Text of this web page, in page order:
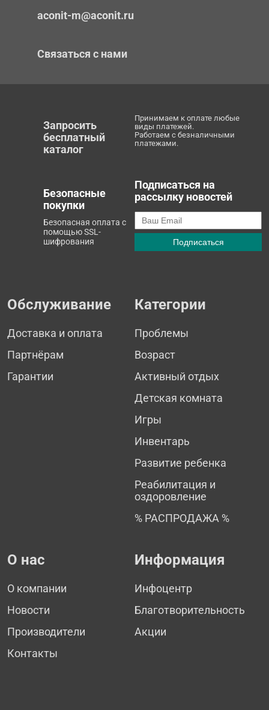
aconit-m@aconit.ru
Связаться с нами
Запросить
бесплатный
каталог
Принимаем к оплате любые
виды платежей.
Работаем с безналичными
платежами.
Безопасные
покупки
Безопасная оплата с
помощью SSL-
шифрования
Подписаться на
рассылку новостей
Обслуживание
Доставка и оплата
Партнёрам
Гарантии
Категории
Проблемы
Возраст
Активный отдых
Детская комната
Игры
Инвентарь
Развитие ребенка
Реабилитация и
оздоровление
% РАСПРОДАЖА %
О нас
О компании
Новости
Производители
Контакты
Информация
Инфоцентр
Благотворительность
Акции